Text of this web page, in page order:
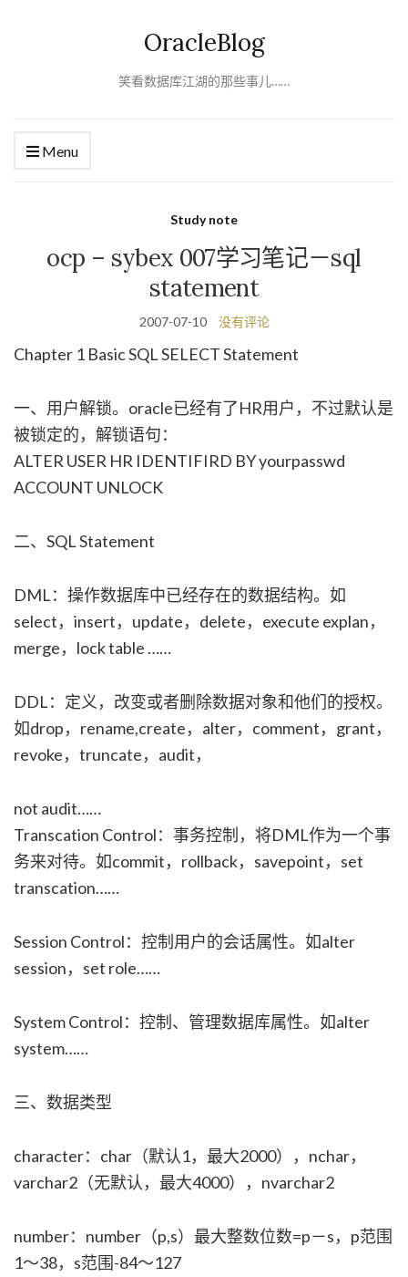
OracleBlog
笑看数据库江湖的那些事儿……
Menu
Study note
ocp – sybex 007学习笔记－sql
statement
2007-07-10 没有评论
Chapter 1 Basic SQL SELECT Statement
一、用户解锁。oracle已经有了HR用户，不过默认是
被锁定的，解锁语句：
ALTER USER HR IDENTIFIRD BY yourpasswd
ACCOUNT UNLOCK
二、SQL Statement
DML：操作数据库中已经存在的数据结构。如
select，insert，update，delete，execute explan，
merge，lock table ……
DDL：定义，改变或者删除数据对象和他们的授权。
如drop，rename,create，alter，comment，grant，
revoke，truncate，audit，
not audit……
Transcation Control：事务控制，将DML作为一个事
务来对待。如commit，rollback，savepoint，set
transcation……
Session Control：控制用户的会话属性。如alter
session，set role……
System Control：控制、管理数据库属性。如alter
system……
三、数据类型
character：char（默认1，最大2000），nchar，
varchar2（无默认，最大4000），nvarchar2
number：number（p,s）最大整数位数=p－s，p范围
1～38，s范围-84～127